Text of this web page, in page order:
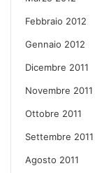
Febbraio 2012
Gennaio 2012
Dicembre 2011
Novembre 2011
Ottobre 2011
Settembre 2011
Agosto 2011